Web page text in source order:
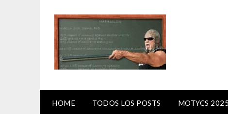
HOME TODOS LOS POSTS MOTYCS 2025